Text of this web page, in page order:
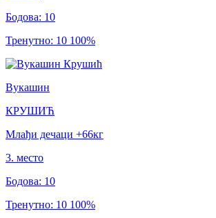
Бодова: 10
Тренутно: 10 100%
Вукашин
КРУШИЋ
Млађи дечаци +66кг
3. место
Бодова: 10
Тренутно: 10 100%